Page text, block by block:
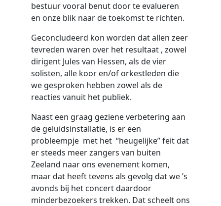
bestuur vooral benut door te evalueren
en onze blik naar de toekomst te richten.
Geconcludeerd kon worden dat allen zeer
tevreden waren over het resultaat , zowel
dirigent Jules van Hessen, als de vier
solisten, alle koor en/of orkestleden die
we gesproken hebben zowel als de
reacties vanuit het publiek.
Naast een graag geziene verbetering aan
de geluidsinstallatie, is er een
probleempje met het “heugelijke” feit dat
er steeds meer zangers van buiten
Zeeland naar ons evenement komen,
maar dat heeft tevens als gevolg dat we ’s
avonds bij het concert daardoor
minderbezoekers trekken. Dat scheelt ons